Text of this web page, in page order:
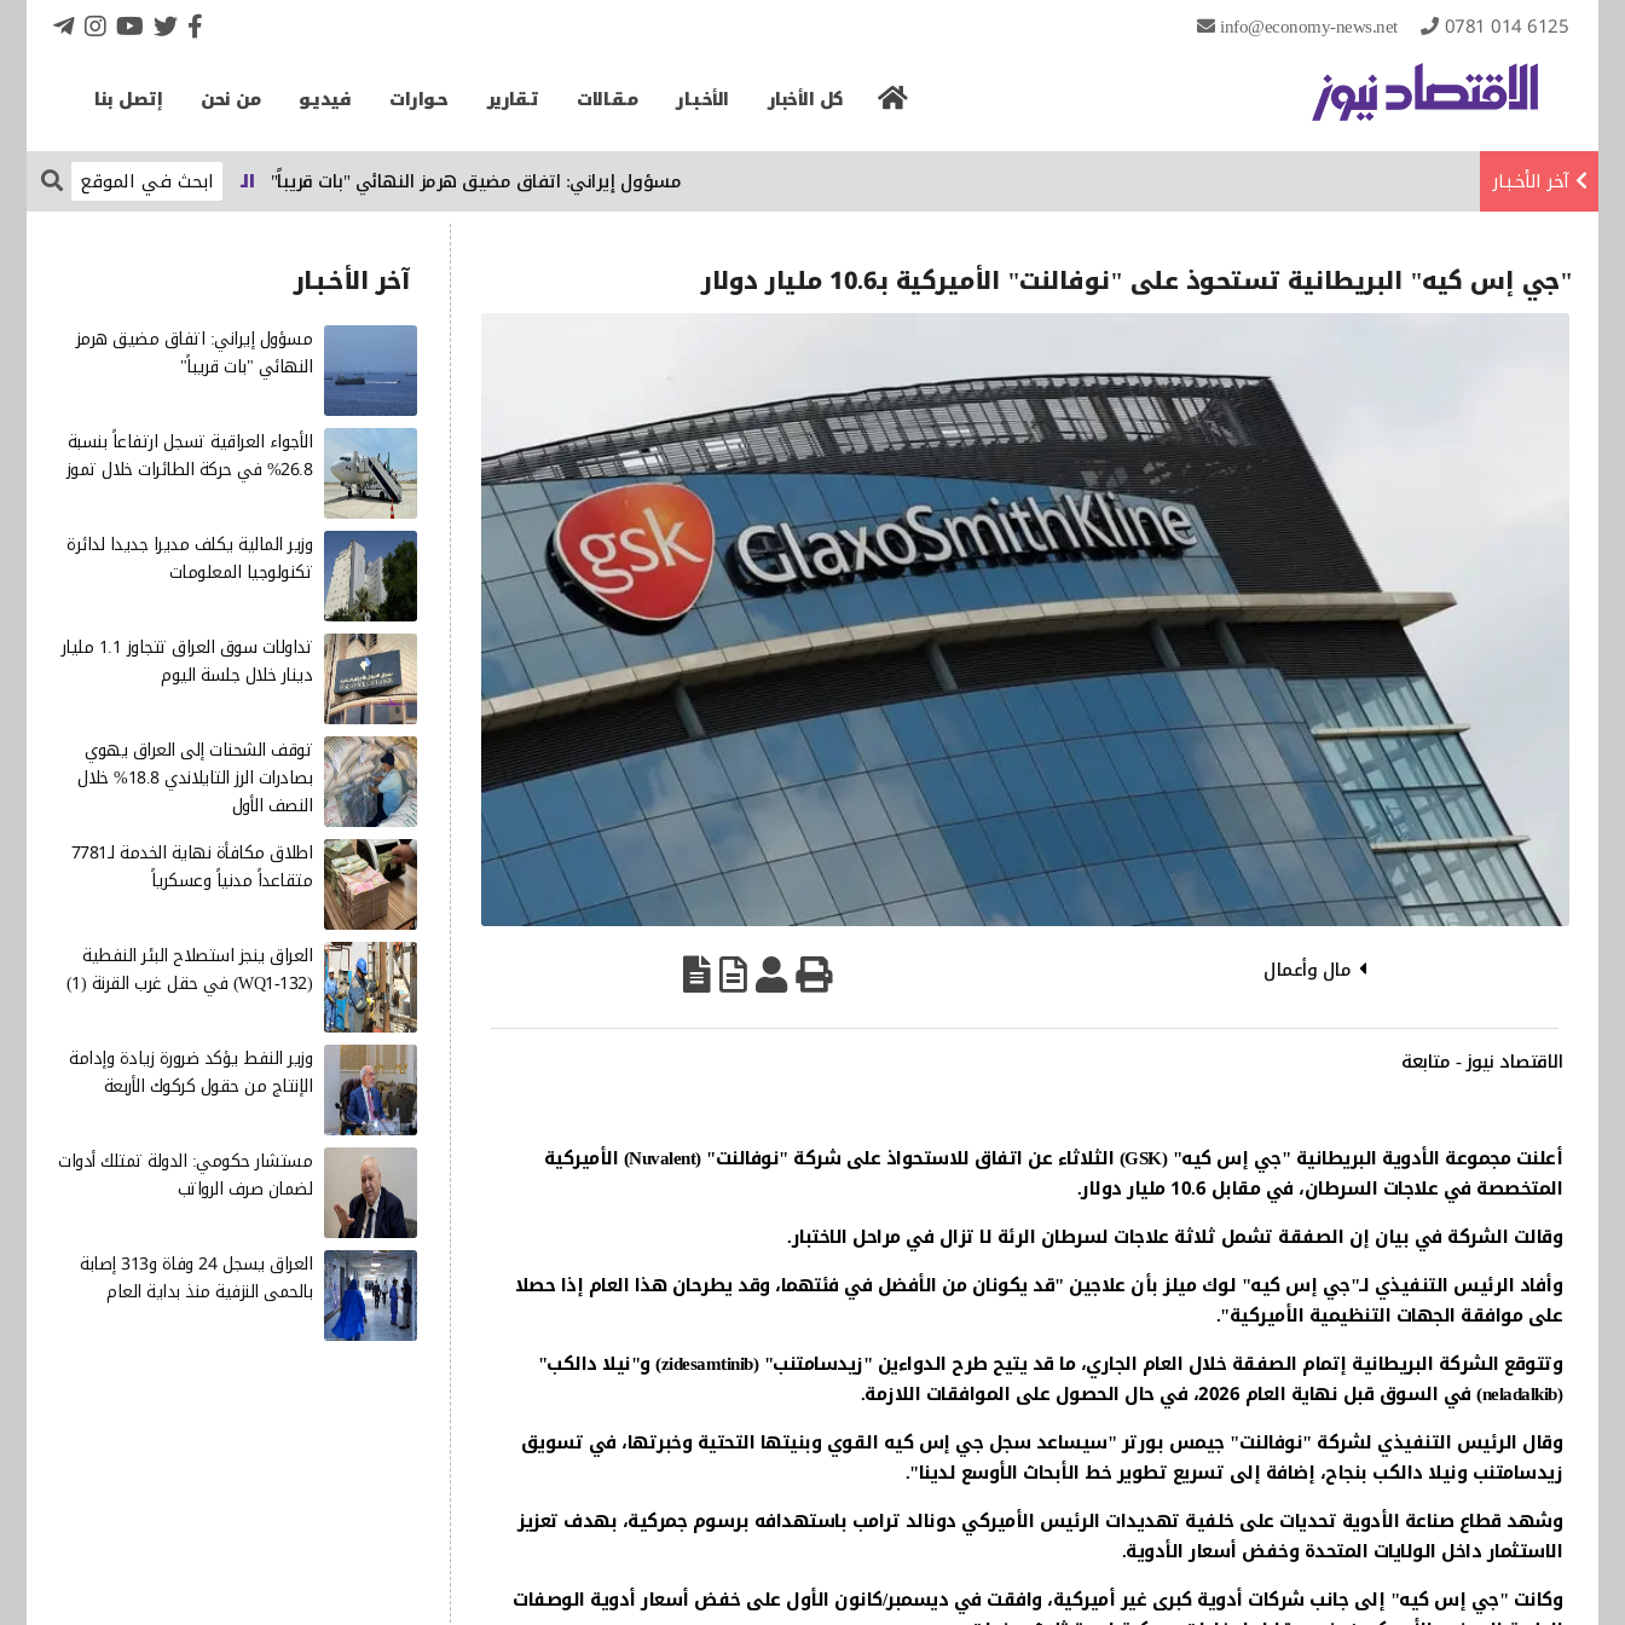
info@economy-news.net 0781 014 6125
كل الأخبار الأخـبـار مـقـالات تـقارير حـوارات فيديـو من نحن إتصل بنا
آخر الأخـبـار مسؤول إيراني: اتفاق مضيق هرمز النهائي "بات قريباً" الإقتصاد نيوز الأجواء العراقية تسجل ارتفاعاً بنسبة
"جي إس كيه" البريطانية تستحوذ على "نوفالنت" الأميركية بـ10.6 مليار دولار
مال وأعمال
الاقتصاد نيوز - متابعة
أعلنت مجموعة الأدوية البريطانية "جي إس كيه" (GSK) الثلاثاء عن اتفاق للاستحواذ على شركة "نوفالنت" (Nuvalent) الأميركية
المتخصصة في علاجات السرطان، في مقابل 10.6 مليار دولار.
وقالت الشركة في بيان إن الصفقة تشمل ثلاثة علاجات لسرطان الرئة لا تزال في مراحل الاختبار.
وأفاد الرئيس التنفيذي لـ"جي إس كيه" لوك ميلز بأن علاجين "قد يكونان من الأفضل في فئتهما، وقد يطرحان هذا العام إذا حصلا
على موافقة الجهات التنظيمية الأميركية".
وتتوقع الشركة البريطانية إتمام الصفقة خلال العام الجاري، ما قد يتيح طرح الدواءين "زيدسامتنب" (zidesamtinib) و"نيلا دالكب"
(neladalkib) في السوق قبل نهاية العام 2026، في حال الحصول على الموافقات اللازمة.
وقال الرئيس التنفيذي لشركة "نوفالنت" جيمس بورتر "سيساعد سجل جي إس كيه القوي وبنيتها التحتية وخبرتها، في تسويق
زيدسامتنب ونيلا دالكب بنجاح، إضافة إلى تسريع تطوير خط الأبحاث الأوسع لدينا".
وشهد قطاع صناعة الأدوية تحديات على خلفية تهديدات الرئيس الأميركي دونالد ترامب باستهدافه برسوم جمركية، بهدف تعزيز
الاستثمار داخل الولايات المتحدة وخفض أسعار الأدوية.
وكانت "جي إس كيه" إلى جانب شركات أدوية كبرى غير أميركية، وافقت في ديسمبر/كانون الأول على خفض أسعار أدوية الوصفات
آخر الأخـبـار
مسؤول إيراني: اتفاق مضيق هرمز
النهائي "بات قريباً"
الأجواء العراقية تسجل ارتفاعاً بنسبة
26.8% في حركة الطائرات خلال تموز
وزير المالية يكلف مديرا جديدا لدائرة
تكنولوجيا المعلومات
تداولات سوق العراق تتجاوز 1.1 مليار
دينار خلال جلسة اليوم
توقف الشحنات إلى العراق يهوي
بصادرات الرز التايلاندي 18.8% خلال
النصف الأول
اطلاق مكافأة نهاية الخدمة لـ7781
متقاعداً مدنياً وعسكرياً
العراق ينجز استصلاح البئر النفطية
(WQ1-132) في حقل غرب القرنة (1)
وزير النفط يؤكد ضرورة زيادة وإدامة
الإنتاج من حقول كركوك الأربعة
مستشار حكومي: الدولة تمتلك أدوات
لضمان صرف الرواتب
العراق يسجل 24 وفاة و313 إصابة
بالحمى النزفية منذ بداية العام